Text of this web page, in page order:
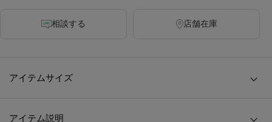
相談する 店舗在庫
アイテムサイズ
アイテム説明